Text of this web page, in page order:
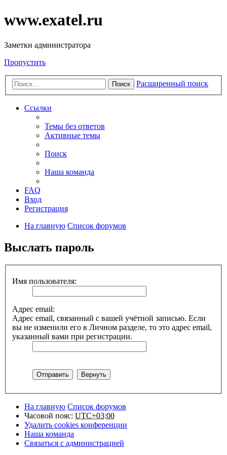
www.exatel.ru
Заметки администратора
Пропустить
Поиск Расширенный поиск
Ссылки
Темы без ответов
Активные темы
Поиск
Наша команда
FAQ
Вход
Регистрация
На главную Список форумов
Выслать пароль
Имя пользователя:
Адрес email:
Адрес email, связанный с вашей учётной записью. Если
вы не изменили его в Личном разделе, то это адрес email,
указанный вами при регистрации.
На главную Список форумов
Часовой пояс: UTC+03:00
Удалить cookies конференции
Наша команда
Связаться с администрацией